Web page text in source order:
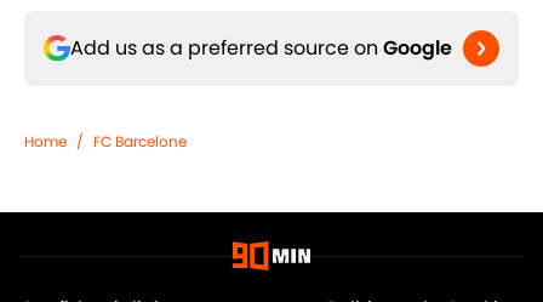
Add us as a preferred source on Google
Home / FC Barcelone